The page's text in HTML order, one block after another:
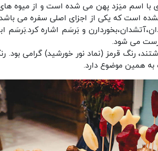
با اسم میَزد پهن می شده است و از میوه
است که یکی از اجزای اصلی سفره می
و بَرسَم اشاره کرد.بَرسَم
می شود.
رنگ قرمز (نماد نور خورشید) گرامی بود.
همین موضوع دارد.